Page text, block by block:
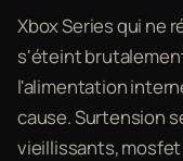
Xbox Series qui ne
s'éteint
l'alimentation
cause. Surtension
vieillissants, mosfet